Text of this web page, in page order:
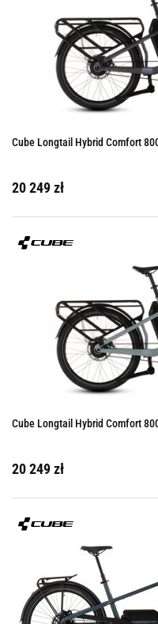
Cube Longtail Hybrid Comfort
20 249 zł
Cube Longtail Hybrid Comfort
20 249 zł